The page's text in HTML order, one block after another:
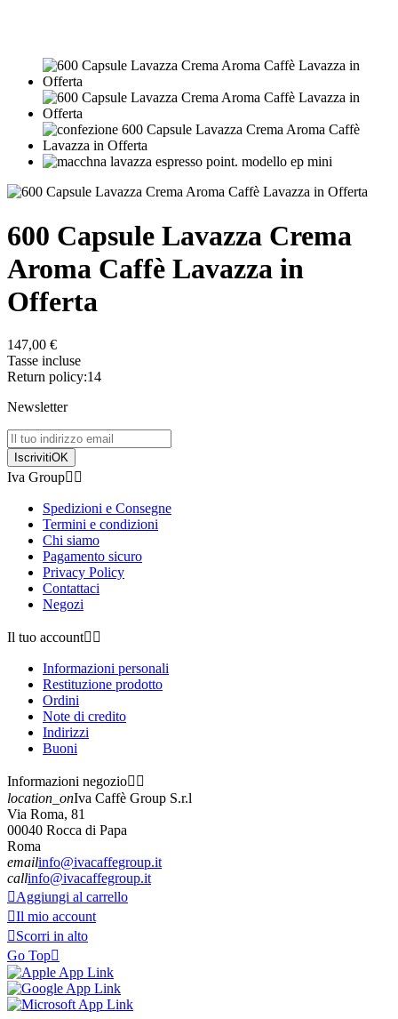
600 Capsule Lavazza Crema
Aroma Caffè Lavazza in
Offerta
147,00 €
Tasse incluse
Return policy:14
Newsletter
IscrivitiOK
Iva Group 
Spedizioni e Consegne
Termini e condizioni
Chi siamo
Pagamento sicuro
Privacy Policy
Contattaci
Negozi
Il tuo account 
Informazioni personali
Restituzione prodotto
Ordini
Note di credito
Indirizzi
Buoni
Informazioni negozio 
location_onIva Caffè Group S.r.l
Via Roma, 81
00040 Rocca di Papa
Roma
emailinfo@ivacaffegroup.it
callinfo@ivacaffegroup.it
Aggiungi al carrello
Il mio account
Scorri in alto
Go Top